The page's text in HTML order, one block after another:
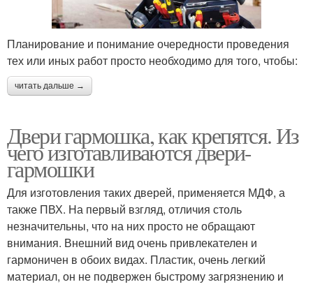
Планирование и понимание очередности проведения
тех или иных работ просто необходимо для того, чтобы:
читать дальше →
Двери гармошка, как крепятся. Из
чего изготавливаются двери-
гармошки
Для изготовления таких дверей, применяется МДФ, а
также ПВХ. На первый взгляд, отличия столь
незначительны, что на них просто не обращают
внимания. Внешний вид очень привлекателен и
гармоничен в обоих видах. Пластик, очень легкий
материал, он не подвержен быстрому загрязнению и